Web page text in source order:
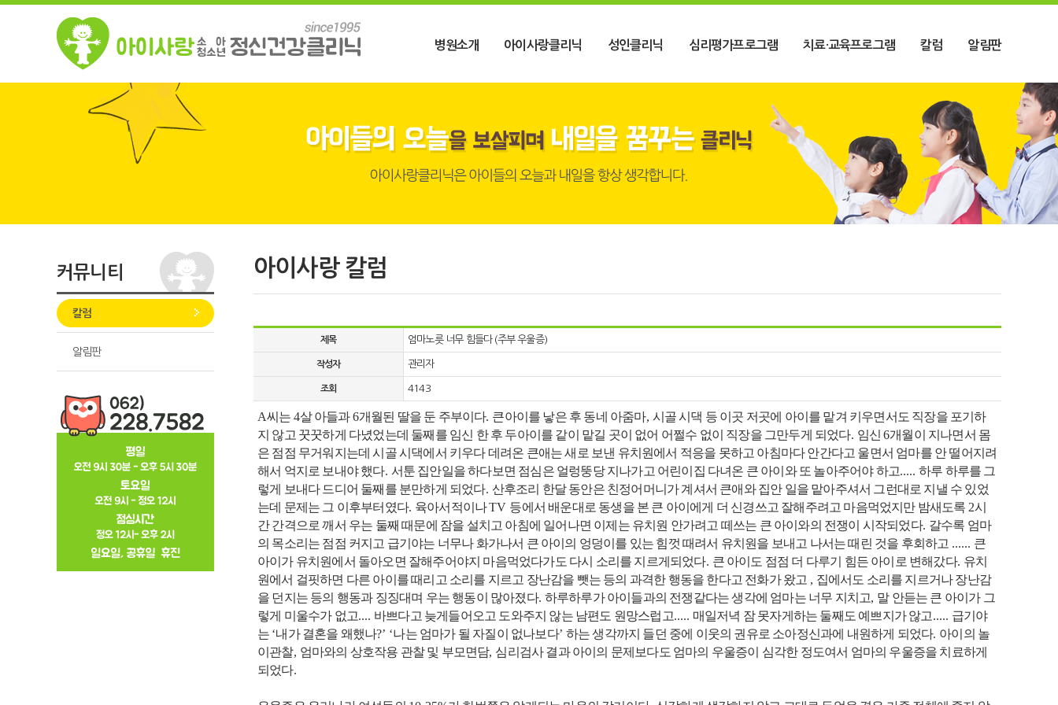
병원소개 아이사랑클리닉 성인클리닉 심리평가프로그램 치료·교육프로그램 칼럼 알림판
커뮤니티
칼럼
알림판
아이사랑 칼럼
제목 엄마노릇 너무 힘들다 (주부 우울증)
작성자 관리자
조회 4143
A씨는 4살 아들과6개월된 딸을 둔 주부이다. 큰아이를 낳은 후 동네 아줌마, 시골 시댁 등 이곳 저곳에 아이를 맡겨 키우면서도 직장을 포기하
지 않고 꿋꿋하게 다녔었는데 둘째를 임신 한 후 두아이를 같이 맡길 곳이 없어 어쩔수 없이 직장을 그만두게 되었다. 임신6개월이 지나면서 몸
은 점점 무거워지는데 시골 시댁에서 키우다 데려온 큰애는 새로 보낸 유치원에서 적응을 못하고 아침마다 안간다고 울면서 엄마를 안 떨어지려
해서 억지로 보내야 했다. 서툰 집안일을 하다보면 점심은 얼렁뚱당 지나가고 어린이집 다녀온 큰 아이와 또 놀아주어야 하고.....하루 하루를 그
렇게 보내다 드디어 둘째를 분만하게 되었다. 산후조리 한달 동안은 친정어머니가 계셔서 큰애와 집안 일을 맡아주셔서 그런대로 지낼 수 있었
는데 문제는 그 이후부터였다. 육아서적이나TV 등에서 배운대로 동생을 본 큰 아이에게 더 신경쓰고 잘해주려고 마음먹었지만 밤새도록 2시
간 간격으로 깨서 우는 둘째 때문에 잠을 설치고 아침에 일어나면 이제는 유치원 안가려고 떼쓰는 큰 아이와의 전쟁이 시작되었다. 갈수록 엄마
의 목소리는 점점 커지고 급기야는 너무나 화가나서 큰 아이의 엉덩이를 있는 힘껏 때려서 유치원을 보내고 나서는 때린 것을 후회하고 ...... 큰
아이가 유치원에서 돌아오면 잘해주어야지 마음먹었다가도 다시 소리를 지르게되었다. 큰 아이도 점점 더 다루기 힘든 아이로 변해갔다. 유치
원에서 걸핏하면 다른 아이를 때리고 소리를 지르고 장난감을 뺏는 등의 과격한 행동을 한다고 전화가 왔고 , 집에서도 소리를 지르거나 장난감
을 던지는 등의 행동과 징징대며 우는 행동이 많아졌다. 하루하루가 아이들과의 전쟁같다는 생각에 엄마는 너무 지치고, 말 안듣는 큰 아이가 그
렇게 미울수가 없고.... 바쁘다고 늦게들어오고 도와주지 않는 남편도 원망스럽고..... 매일저녁 잠 못자게하는 둘째도 예쁘지가 않고..... 급기야
는 ‘내가 결혼을 왜했나?’ ‘나는 엄마가 될 자질이 없나보다’ 하는 생각까지 들던 중에 이웃의 권유로 소아정신과에 내원하게 되었다. 아이의 놀
이관찰, 엄마와의 상호작용 관찰 및 부모면담, 심리검사 결과 아이의 문제보다도 엄마의 우울증이 심각한 정도여서 엄마의 우울증을 치료하게
되었다.